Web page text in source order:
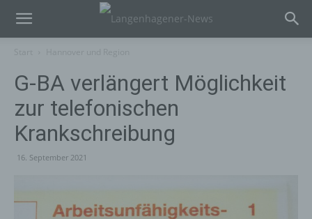
G-BA verlängert Möglichkeit
zur telefonischen
Krankschreibung
16. September 2021